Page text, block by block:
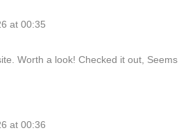
at 00:35
Worth a look! Checked it out,
at 00:36